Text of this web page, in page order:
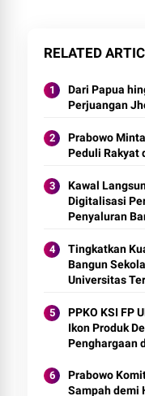
RELATED
Dari Papua
Perjuangan
Prabowo
Peduli Rakyat
Kawal
Digitalisasi
Penyaluran
Tingkatkan
Bangun
Universitas
PPKO KSI FP
Ikon Produk
Penghargaan
Prabowo
Sampah demi